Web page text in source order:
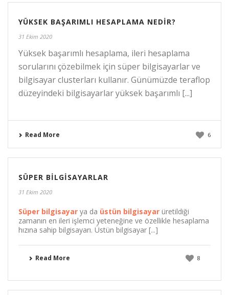
YÜKSEK BAŞARIMLI HESAPLAMA NEDIR?
31 Ekim 2020
Yüksek başarımlı hesaplama, ileri hesaplama
sorularını çözebilmek için süper bilgisayarlar ve
bilgisayar clusterları kullanır. Günümüzde teraflop
düzeyindeki bilgisayarlar yüksek başarımlı [...]
Read More 6
SÜPER BILGISAYARLAR
31 Ekim 2020
Süper bilgisayar ya da üstün bilgisayar üretildiği
zamanın en ileri işlemci yeteneğine ve özellikle hesaplama
hızına sahip bilgisayarı. Üstün bilgisayar [...]
Read More 8